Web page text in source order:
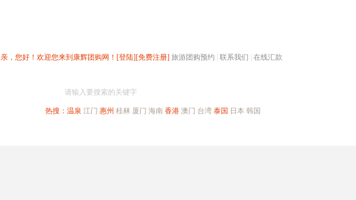
亲，您好！欢迎您来到康辉团购网！ [登陆][免费注册] 旅游团购预约 联系我们 在线汇款
请输入要搜索的关键字
热搜： 温泉 江门 惠州 桂林 厦门 海南 香港 澳门 台湾 泰国 日本 韩国